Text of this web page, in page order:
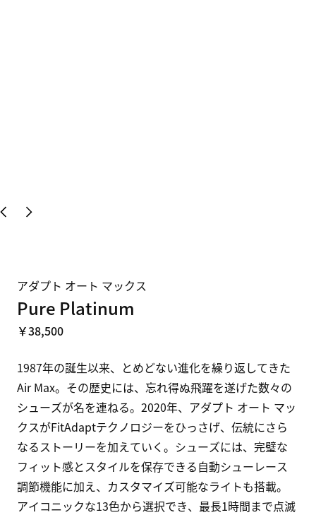
アダプト オート マックス
Pure Platinum
￥38,500
1987年の誕生以来、とめどない進化を繰り返してきた
Air Max。その歴史には、忘れ得ぬ飛躍を遂げた数々の
シューズが名を連ねる。2020年、アダプト オート マッ
クスがFitAdaptテクノロジーをひっさげ、伝統にさら
なるストーリーを加えていく。シューズには、完璧な
フィット感とスタイルを保存できる自動シューレース
調節機能に加え、カスタマイズ可能なライトも搭載。
アイコニックな13色から選択でき、最長1時間まで点滅